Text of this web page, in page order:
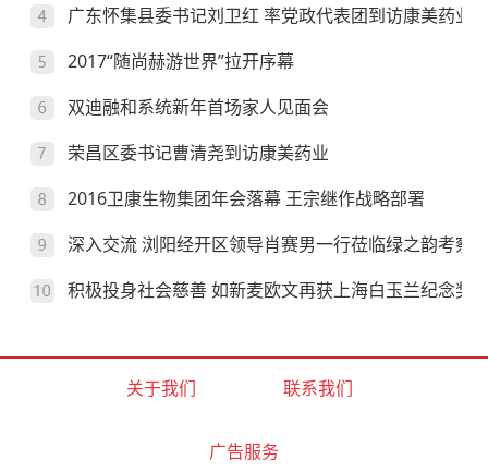
广东怀集县委书记刘卫红 率党政代表团到访康美药业
2017“随尚赫游世界”拉开序幕
双迪融和系统新年首场家人见面会
荣昌区委书记曹清尧到访康美药业
2016卫康生物集团年会落幕 王宗继作战略部署
深入交流 浏阳经开区领导肖赛男一行莅临绿之韵考察
积极投身社会慈善 如新麦欧文再获上海白玉兰纪念奖
关于我们 联系我们
广告服务